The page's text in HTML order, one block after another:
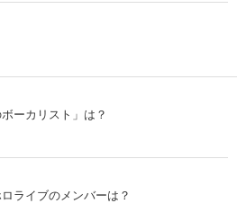
ーカリスト」は？
ライブのメンバーは？